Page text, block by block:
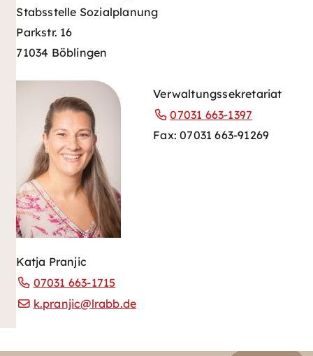
Stabsstelle Sozialplanung
Parkstr. 16
71034 Böblingen
Katja Pranjic
07031 663-1715
k.pranjic@lrabb.de
Verwaltungssekretariat
07031 663-1397
Fax: 07031 663-91269